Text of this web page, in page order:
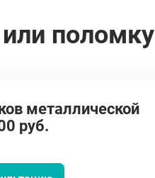
поломку
металлической
руб.